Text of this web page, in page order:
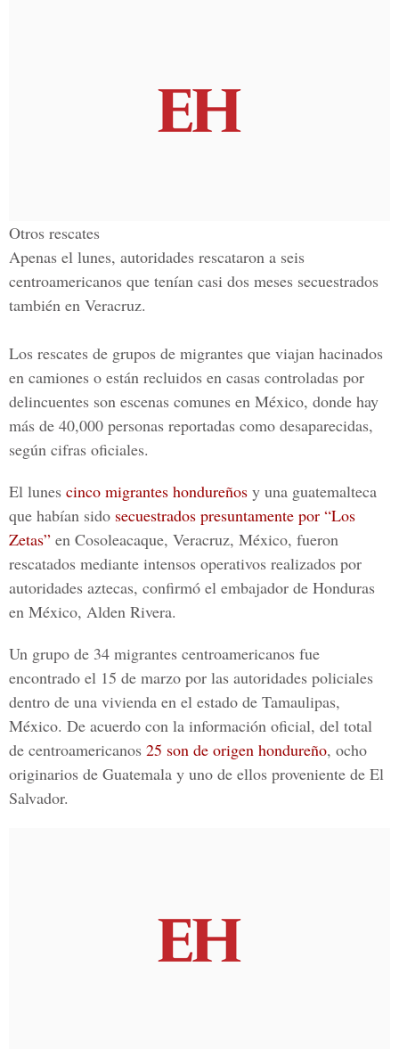
Otros rescates
Apenas el lunes, autoridades rescataron a seis
centroamericanos que tenían casi dos meses secuestrados
también en Veracruz.
Los rescates de grupos de migrantes que viajan hacinados
en camiones o están recluidos en casas controladas por
delincuentes son escenas comunes en México, donde hay
más de 40,000 personas reportadas como desaparecidas,
según cifras oficiales.
El lunes cinco migrantes hondureños y una guatemalteca
que habían sido secuestrados presuntamente por “Los
Zetas” en Cosoleacaque, Veracruz, México, fueron
rescatados mediante intensos operativos realizados por
autoridades aztecas, confirmó el embajador de Honduras
en México, Alden Rivera.
Un grupo de 34 migrantes centroamericanos fue
encontrado el 15 de marzo por las autoridades policiales
dentro de una vivienda en el estado de Tamaulipas,
México. De acuerdo con la información oficial, del total
de centroamericanos 25 son de origen hondureño, ocho
originarios de Guatemala y uno de ellos proveniente de El
Salvador.